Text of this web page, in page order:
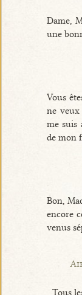
Dame,
une
Vous
ne
me suis
de mon
Bon,
encore
venus
Tous